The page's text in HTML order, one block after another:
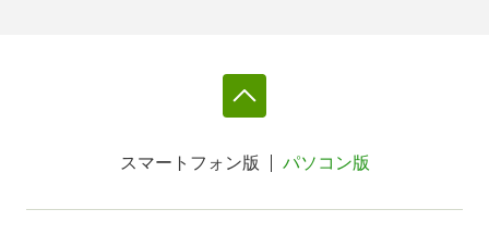
スマートフォン版 パソコン版